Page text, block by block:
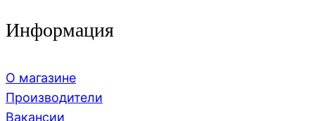
Информация
О магазине
Производители
Вакансии